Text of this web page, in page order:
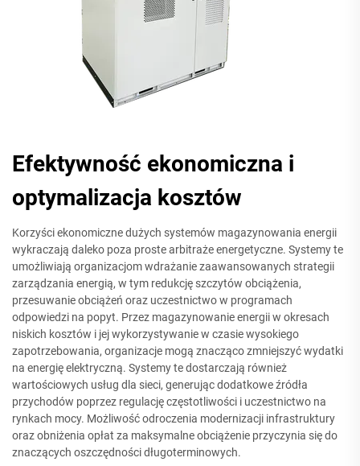
Efektywność ekonomiczna i
optymalizacja kosztów
Korzyści ekonomiczne dużych systemów magazynowania energii
wykraczają daleko poza proste arbitraże energetyczne. Systemy te
umożliwiają organizacjom wdrażanie zaawansowanych strategii
zarządzania energią, w tym redukcję szczytów obciążenia,
przesuwanie obciążeń oraz uczestnictwo w programach
odpowiedzi na popyt. Przez magazynowanie energii w okresach
niskich kosztów i jej wykorzystywanie w czasie wysokiego
zapotrzebowania, organizacje mogą znacząco zmniejszyć wydatki
na energię elektryczną. Systemy te dostarczają również
wartościowych usług dla sieci, generując dodatkowe źródła
przychodów poprzez regulację częstotliwości i uczestnictwo na
rynkach mocy. Możliwość odroczenia modernizacji infrastruktury
oraz obniżenia opłat za maksymalne obciążenie przyczynia się do
znaczących oszczędności długoterminowych.